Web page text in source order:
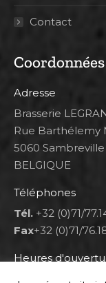
Contact
Coordonnées
Adresse
Brasserie
Rue Barthélemy
5060
BELGIQUE
Téléphones
Tél. +32 (0)71/
Fax+32 (0)71/
Heures
Lun 8h00-12h00